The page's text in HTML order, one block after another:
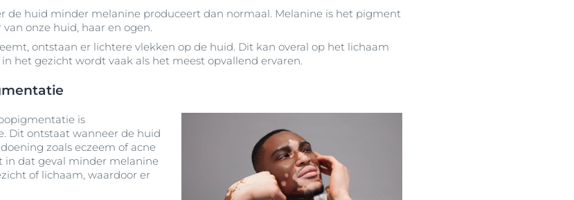
de huid minder melanine produceert dan normaal. Melanine is het pigment
onze huid, haar en ogen.
ontstaan er lichtere vlekken op de huid. Dit kan overal op het lichaam
het gezicht wordt vaak als het meest opvallend ervaren.
is
Dit ontstaat wanneer de huid
zoals eczeem of acne
in dat geval minder melanine
of lichaam, waardoor er